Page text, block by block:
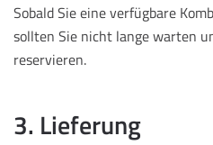
Sobald Sie eine verfügbare
sollten Sie nicht lange warten
reservieren.
3. Lieferung